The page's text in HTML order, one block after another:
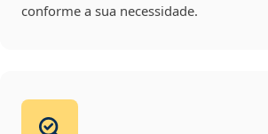
conforme a sua necessidade.